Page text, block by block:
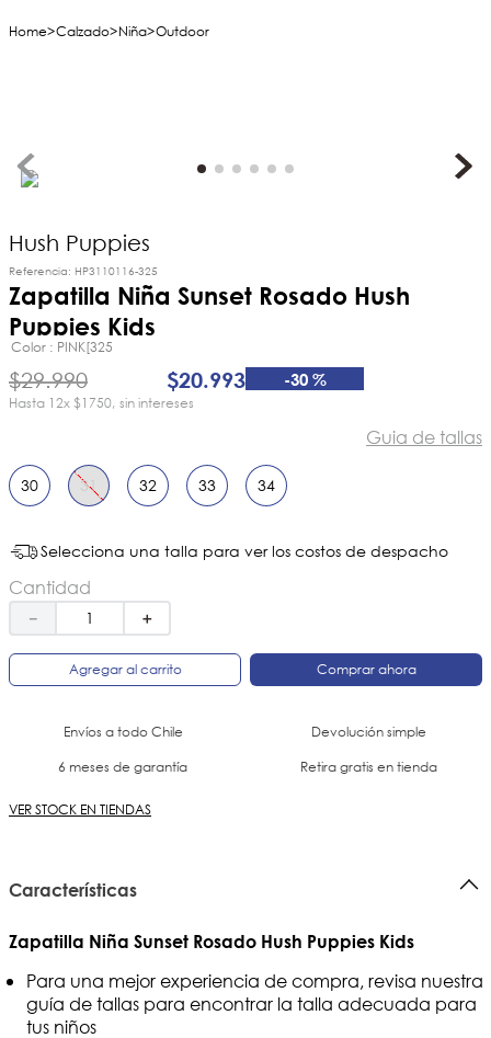
Calzado Niña Outdoor
Hush Puppies
Referencia: HP3110116-325
Zapatilla Niña Sunset Rosado Hush
Puppies Kids
Color PINK[325
$29.990 $20.993 -30 %
12x$1750 sin intereses
Guia de tallas
30 31 32 33 34
Selecciona una talla para ver los costos de despacho
Cantidad
＋
－
Agregar al carrito Comprar ahora
Envíos a todo Chile
Devolución simple
6 meses de garantía
Retira gratis en tienda
VER STOCK EN TIENDAS
Características
Zapatilla Niña Sunset Rosado Hush Puppies Kids
Para una mejor experiencia de compra, revisa nuestra
guía de tallas para encontrar la talla adecuada para
tus niños